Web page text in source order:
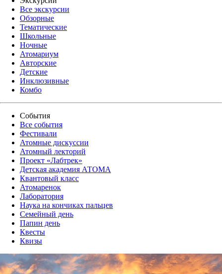
Все экскурсии
Обзорные
Тематические
Школьные
Ночные
Атомариум
Авторские
Детские
Инклюзивные
Комбо
События
Все события
Фестивали
Атомные дискуссии
Атомный лекторий
Проект «Лабтрек»
Детская академия АТОМА
Квантовый класс
Атомаренок
Лаборатория
Наука на кончиках пальцев
Семейный день
Папин день
Квесты
Квизы